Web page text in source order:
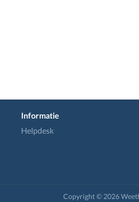
Informatie
Helpdesk
Copyright © 2026